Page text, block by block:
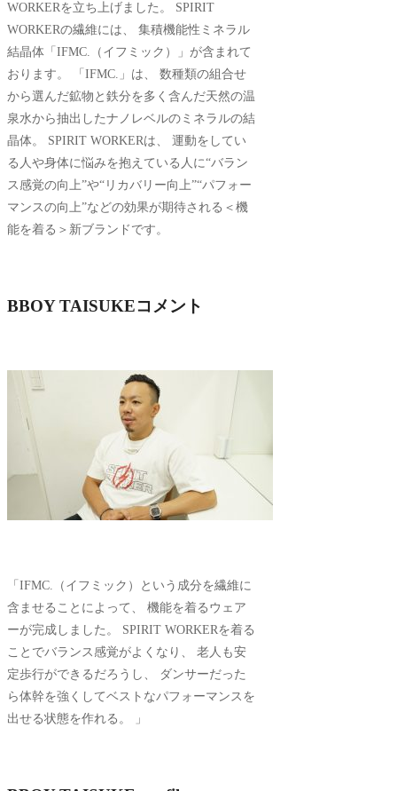
WORKERを立ち上げました。 SPIRIT
WORKERの繊維には、 集積機能性ミネラル
結晶体「IFMC.（イフミック）」が含まれて
おります。 「IFMC.」は、 数種類の組合せ
から選んだ鉱物と鉄分を多く含んだ天然の温
泉水から抽出したナノレベルのミネラルの結
晶体。 SPIRIT WORKERは、 運動をしてい
る人や身体に悩みを抱えている人に“バラン
ス感覚の向上”や“リカバリー向上”“パフォー
マンスの向上”などの効果が期待される＜機
能を着る＞新ブランドです。
BBOY TAISUKEコメント
「IFMC.（イフミック）という成分を繊維に
含ませることによって、 機能を着るウェア
ーが完成しました。 SPIRIT WORKERを着る
ことでバランス感覚がよくなり、 老人も安
定歩行ができるだろうし、 ダンサーだった
ら体幹を強くしてベストなパフォーマンスを
出せる状態を作れる。 」